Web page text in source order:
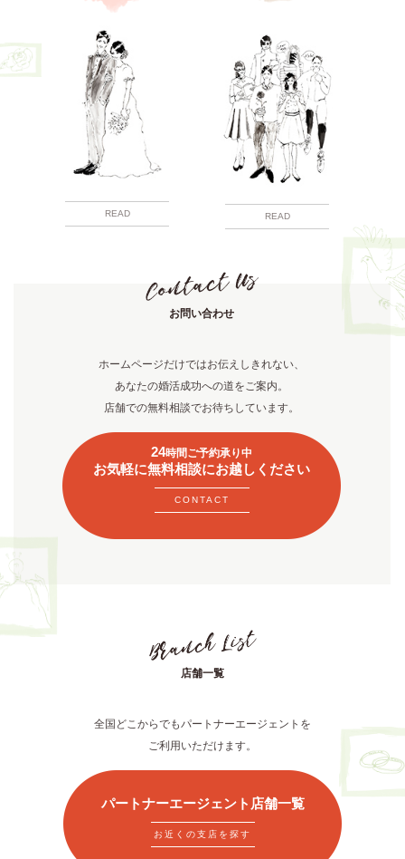
READ READ
お問い合わせ
ホームページだけではお伝えしきれない、
あなたの婚活成功への道をご案内。
店舗での無料相談でお待ちしています。
24時間ご予約承り中
お気軽に無料相談にお越しください
CONTACT
店舗一覧
全国どこからでもパートナーエージェントを
ご利用いただけます。
パートナーエージェント店舗一覧
お近くの支店を探す